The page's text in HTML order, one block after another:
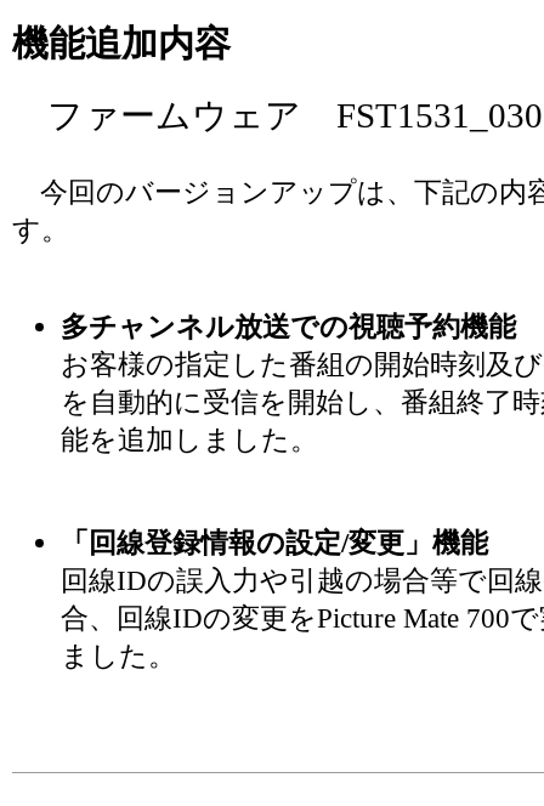
機能追加内容
ファームウェア
今回のバージョンアップは、下記の内
す。
多チャンネル放送での視聴予約機能
お客様の指定した番組の開始時刻及
を自動的に受信を開始し、番組終了
能を追加しました。
「回線登録情報の設定/変更」機能
回線IDの誤入力や引越の場合等で回
合、回線IDの変更をPicture Mate 700
ました。